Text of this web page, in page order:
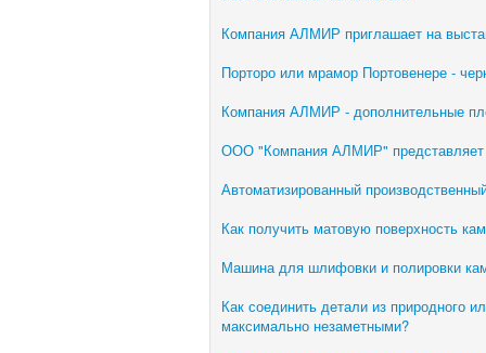
Компания АЛМИР приглашает на
Порторо или мрамор Портовенере -
Компания АЛМИР - дополнительные
ООО "Компания АЛМИР" представляет
Автоматизированный
Как получить матовую поверхность
Машина для шлифовки и полировки
Как соединить детали из природного
максимально незаметными?